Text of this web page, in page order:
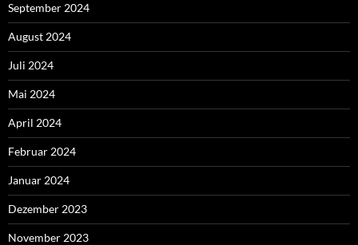
September 2024
August 2024
Juli 2024
Mai 2024
April 2024
Februar 2024
Januar 2024
Dezember 2023
November 2023